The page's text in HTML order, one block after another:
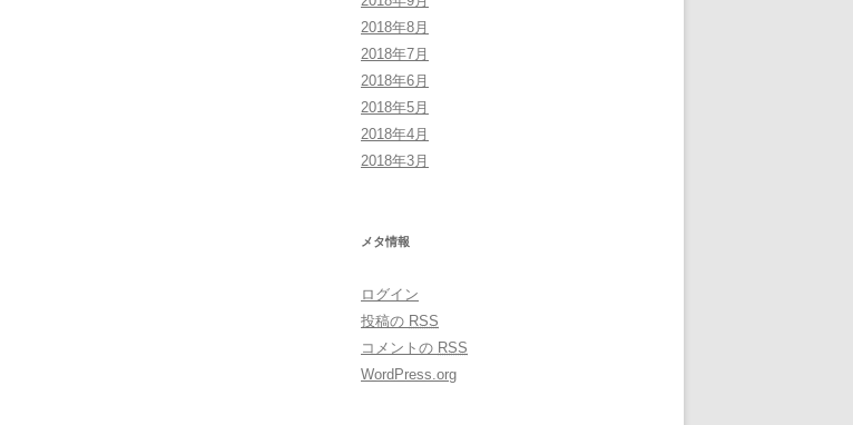
2018年8月
2018年7月
2018年6月
2018年5月
2018年4月
2018年3月
メタ情報
ログイン
投稿の RSS
コメントの RSS
WordPress.org